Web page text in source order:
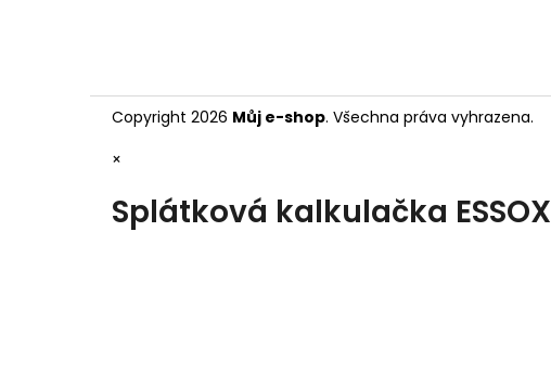
Copyright 2026 Můj e-shop. Všechna práva vyhrazena.
×
Splátková kalkulačka ESSOX